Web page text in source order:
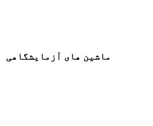
ماشین های آزمایشگاهی